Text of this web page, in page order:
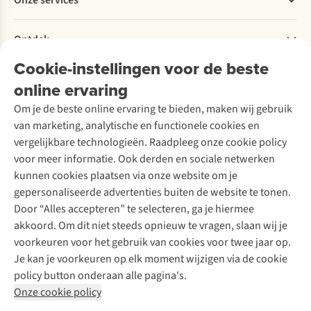
Cookie-instellingen voor de beste
online ervaring
Om je de beste online ervaring te bieden, maken wij gebruik
van marketing, analytische en functionele cookies en
vergelijkbare technologieën. Raadpleeg onze cookie policy
voor meer informatie. Ook derden en sociale netwerken
kunnen cookies plaatsen via onze website om je
gepersonaliseerde advertenties buiten de website te tonen.
Door “Alles accepteren” te selecteren, ga je hiermee
akkoord. Om dit niet steeds opnieuw te vragen, slaan wij je
voorkeuren voor het gebruik van cookies voor twee jaar op.
Je kan je voorkeuren op elk moment wijzigen via de cookie
policy button onderaan alle pagina's.
Onze cookie policy
Retourneren
Bestelling herroepen
Garantie
Contact
Explore More
Verantwoord ondernemen
Over Ayacucho
Onze winkels
Over A.S.Adventure
Toegankelijkheidsverklaring
Ski-onderhoud
Wasservice
Schoenonderhoud
Schoenherstelling
Kledingherstelling
Retouches
Voor bedrijven
Ontdek
A.S.Magazine
Podcast
Explore Academy
Explore Camp
Gear Check
Inspiratie & advies
Meld je aan voor de nieuwsbrief
Follow us
Disclaimer Privacy Policy
Algemene voorwaarden
Cookie Policy